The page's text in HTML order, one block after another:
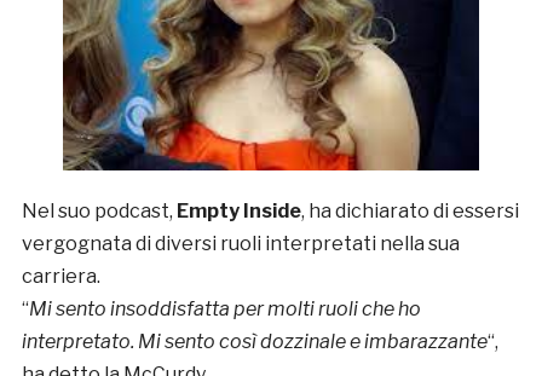
Nel suo podcast, Empty Inside, ha dichiarato di essersi
vergognata di diversi ruoli interpretati nella sua
carriera.
“Mi sento insoddisfatta per molti ruoli che ho
interpretato. Mi sento così dozzinale e imbarazzante“,